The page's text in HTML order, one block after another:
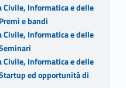
Informatica e delle
e bandi
Informatica e delle
Informatica e delle
ed opportunità di